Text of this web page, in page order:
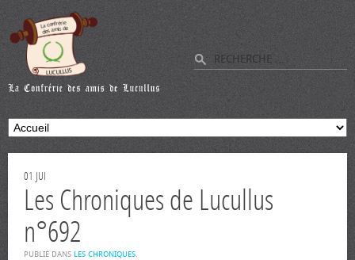
01 JUI
Les Chroniques de Lucullus
n°692
PUBLIÉ DANS LES CHRONIQUES.